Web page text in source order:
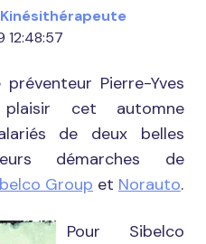
12:48:57
Pierre-Yves
cet automne
de deux belles
démarches de
Group et Norauto.
Pour Sibelco